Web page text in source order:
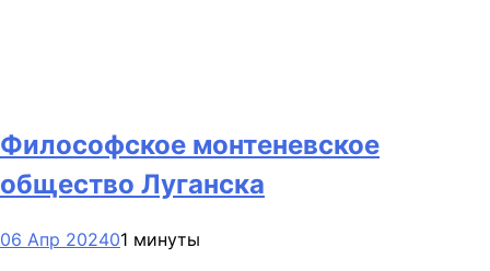
Философское монтеневское
общество Луганска
06 Апр 202401 минуты